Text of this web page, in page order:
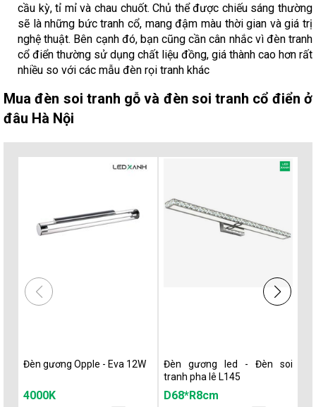
cầu kỳ, tỉ mỉ và chau chuốt. Chủ thể được chiếu sáng thường
sẽ là những bức tranh cổ, mang đậm màu thời gian và giá trị
nghệ thuật. Bên cạnh đó, bạn cũng cần cân nhắc vì đèn tranh
cổ điển thường sử dụng chất liệu đồng, giá thành cao hơn rất
nhiều so với các mẫu đèn rọi tranh khác
Mua đèn soi tranh gỗ và đèn soi tranh cổ điển ở
đâu Hà Nội
Đèn gương Opple - Eva 12W
4000K
Đèn gương led - Đèn soi
tranh pha lê L145
D68*R8cm